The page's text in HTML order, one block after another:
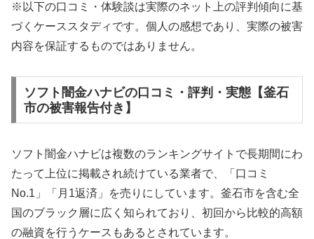
※以下の口コミ・体験談は実際のネット上の評判傾向に基
づくケーススタディです。個人の感想であり、実際の被害
内容を保証するものではありません。
ソフト闇金ハナビの口コミ・評判・実態【釜石
市の被害報告付き】
ソフト闇金ハナビは複数のランキングサイトで長期間にわ
たって上位に掲載され続けている業者で、「口コミ
No.1」「月1返済」を売りにしています。釜石市を含む全
国のブラック層に広く知られており、初回から比較的高額
の融資を行うケースもあるとされています。